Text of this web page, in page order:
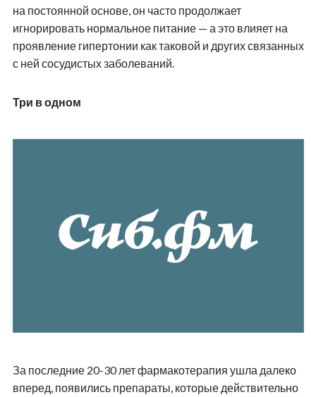
на постоянной основе, он часто продолжает
игнорировать нормальное питание — а это влияет на
проявление гипертонии как таковой и других связанных
с ней сосудистых заболеваний.
Три в одном
За последние 20-30 лет фармакотерапия ушла далеко
вперед, появились препараты, которые действительно